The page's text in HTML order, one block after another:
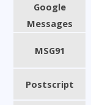
Google
Messages
MSG91
Postscript